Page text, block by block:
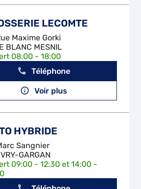
LECOMTE
Maxime Gorki
BLANC MESNIL
08:00 - 18:00
Téléphone
Voir plus
HYBRIDE
Sangnier
GARGAN
09:00 - 12:30 et 14:00 -